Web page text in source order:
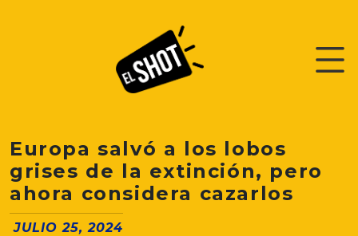
Europa salvó a los lobos
grises de la extinción, pero
ahora considera cazarlos
JULIO 25, 2024